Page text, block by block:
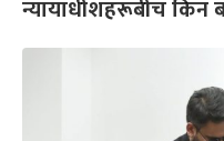
न्यायाधीशहरूबीच किन